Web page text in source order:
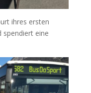
ihres ersten
spendiert eine